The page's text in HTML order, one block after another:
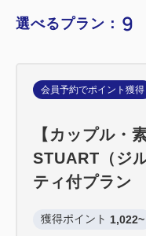
ル｜バスタオル｜歯
ープ｜シャンプー｜
詳細はこちら ⇒
hotel.jp/soine/
hotel.jp/soine/</a>
ッパ・おむつ等）は
選べるプラン： 9
会員予約でポイント獲得
【カップル
STUART（ジ
ティ付プラン
獲得ポイント 1,022~